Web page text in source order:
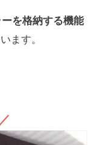
を格納する機能
ます。